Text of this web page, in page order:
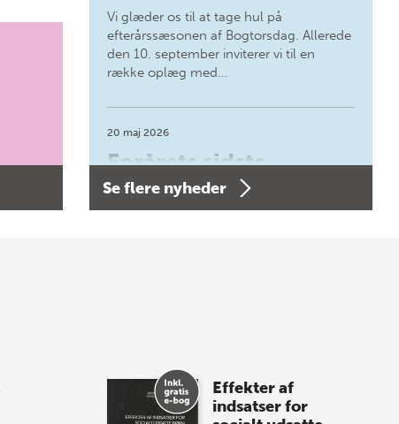
Vi glæder os til at tage hul på
efterårssæsonen af Bogtorsdag. Allerede
den 10. september inviterer vi til en
række oplæg med…
20 maj 2026
Forårets sidste
Bogtorsdag 11. juni
Spar op til 70% til
sommer-lagersalg!
Se flere nyheder
Effekter af
indsatser for